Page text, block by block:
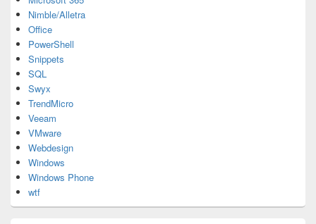
Nimble/Alletra
Office
PowerShell
Snippets
SQL
Swyx
TrendMicro
Veeam
VMware
Webdesign
Windows
Windows Phone
wtf